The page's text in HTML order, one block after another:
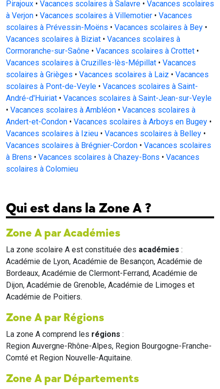
Pirajoux • Vacances scolaires à Salavre • Vacances scolaires
à Verjon • Vacances scolaires à Villemotier • Vacances
scolaires à Prévessin-Moëns • Vacances scolaires à Bey •
Vacances scolaires à Biziat • Vacances scolaires à
Cormoranche-sur-Saône • Vacances scolaires à Crottet •
Vacances scolaires à Cruzilles-lès-Mépillat • Vacances
scolaires à Grièges • Vacances scolaires à Laiz • Vacances
scolaires à Pont-de-Veyle • Vacances scolaires à Saint-
André-d'Huiriat • Vacances scolaires à Saint-Jean-sur-Veyle
• Vacances scolaires à Ambléon • Vacances scolaires à
Andert-et-Condon • Vacances scolaires à Arboys en Bugey •
Vacances scolaires à Izieu • Vacances scolaires à Belley •
Vacances scolaires à Brégnier-Cordon • Vacances scolaires
à Brens • Vacances scolaires à Chazey-Bons • Vacances
scolaires à Colomieu
Qui est dans la Zone A ?
Zone A par Académies
La zone scolaire A est constituée des académies :
Académie de Lyon, Académie de Besançon, Académie de
Bordeaux, Académie de Clermont-Ferrand, Académie de
Dijon, Académie de Grenoble, Académie de Limoges et
Académie de Poitiers.
Zone A par Régions
La zone A comprend les régions :
Region Auvergne-Rhône-Alpes, Region Bourgogne-Franche-
Comté et Region Nouvelle-Aquitaine.
Zone A par Départements